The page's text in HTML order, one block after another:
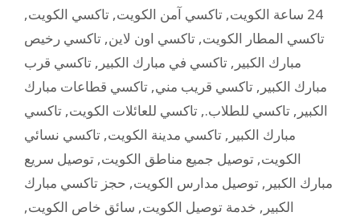
24 ساعة الكويت
, تاكسي آمن الكويت, تاكسي الكويت,
تاكسي المطار الكويت, تاكسي اون لاين, تاكسي رخيص
مبارك الكبير , تاكسي في مبارك الكبير , تاكسي قرب
مبارك الكبير , تاكسي قريب مني, تاكسي قطاعات مبارك
الكبير , تاكسي للطلاب., تاكسي للعائلات الكويت, تاكسي
مبارك الكبير , تاكسي مدينة الكويت, تاكسي نسائي
الكويت, توصيل جميع مناطق الكويت, توصيل سريع
مبارك الكبير , توصيل مدارس الكويت, حجز تاكسي مبارك
الكبير , خدمة توصيل الكويت, سائق خاص الكويت,